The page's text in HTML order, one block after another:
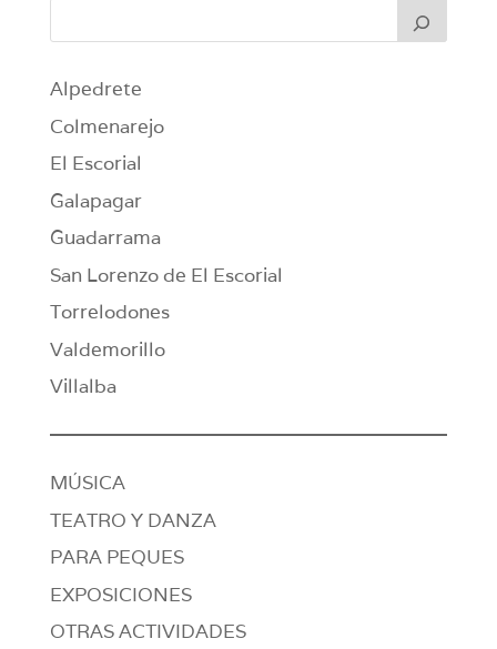
Alpedrete
Colmenarejo
El Escorial
Galapagar
Guadarrama
San Lorenzo de El Escorial
Torrelodones
Valdemorillo
Villalba
MÚSICA
TEATRO Y DANZA
PARA PEQUES
EXPOSICIONES
OTRAS ACTIVIDADES